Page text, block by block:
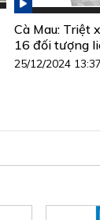
Cà Mau: Triệt
16 đối tượng
25/12/2024 13:37